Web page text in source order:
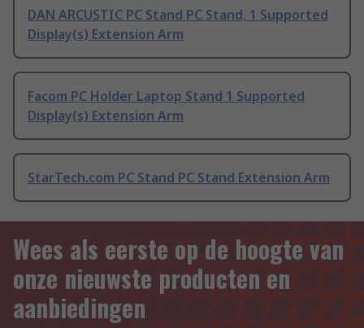
DAN ARCUSTIC PC Stand PC Stand, 1 Supported
Display(s) Extension Arm
Facom PC Holder Laptop Stand 1 Supported
Display(s) Extension Arm
StarTech.com PC Stand PC Stand Extension Arm
Wees als eerste op de hoogte van
onze nieuwste producten en
aanbiedingen